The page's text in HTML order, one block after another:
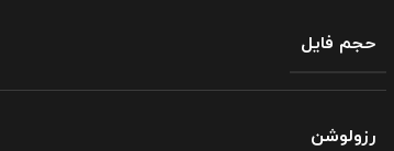
حجم فایل
رزولوشن